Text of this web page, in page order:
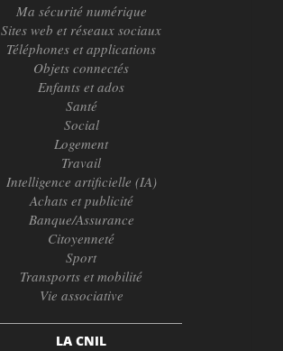
Ma sécurité numérique
Sites web et réseaux sociaux
Téléphones et applications
Objets connectés
Enfants et ados
Santé
Social
Logement
Travail
Intelligence artificielle (IA)
Achats et publicité
Banque/Assurance
Citoyenneté
Sport
Transports et mobilité
Vie associative
LA CNIL